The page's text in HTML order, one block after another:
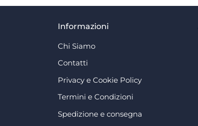
Informazioni
Chi Siamo
Contatti
Privacy e Cookie Policy
Termini e Condizioni
Spedizione e consegna